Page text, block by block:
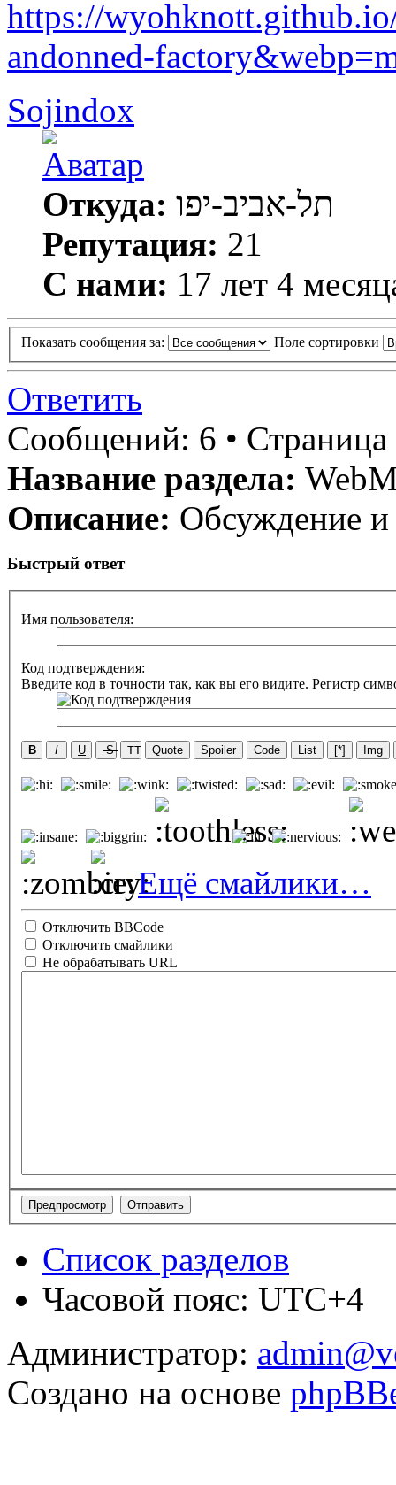
https://
andonned-
Sojindox
Откуда: תל-אביב-יפו
Репутация: 21
С нами: 17 лет 4
Показать сообщения за: Поле сортировки
Ответить
Сообщений: 6 • Страница
Название раздела:
Описание: Обсуждение и
Быстрый ответ
Имя пользователя:
Код подтверждения:
Введите код в точности так, как вы его видите. Регистр
B I U S TT Quote Spoiler Code List [*] Img
Ещё смайлики…
Отключить BBCode
Отключить смайлики
Не обрабатывать URL
Список разделов
Часовой пояс: UTC+4
Администратор:
Создано на основе